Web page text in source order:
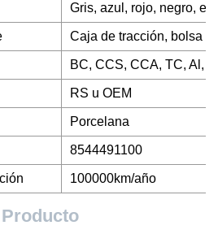
Gris, azul, rojo, negro,
Caja de tracción, bolsa
BC, CCS, CCA, TC, Al,
RS u OEM
Porcelana
8544491100
100000km/año